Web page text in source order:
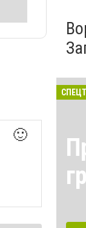
🙂